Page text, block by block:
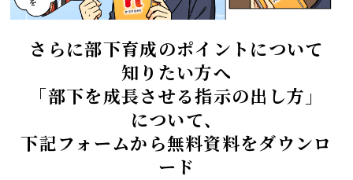
さらに部下育成のポイントについて
知りたい方へ
「部下を成長させる指示の出し方」
について、
下記フォームから無料資料をダウンロ
ード